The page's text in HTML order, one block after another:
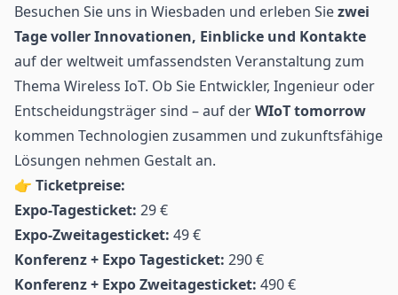
Besuchen Sie uns in Wiesbaden und erleben Siezwei
Tage voller Innovationen, Einblicke und Kontakte
auf der weltweit umfassendsten Veranstaltung zum
Thema Wireless IoT. Ob Sie Entwickler, Ingenieur oder
Entscheidungsträger sind – auf derWIoT tomorrow
kommen Technologien zusammen und zukunftsfähige
Lösungen nehmen Gestalt an.
👉 Ticketpreise:
Expo-Tagesticket: 29 €
Expo-Zweitagesticket: 49 €
Konferenz + Expo Tagesticket: 290 €
Konferenz + Expo Zweitagesticket: 490 €